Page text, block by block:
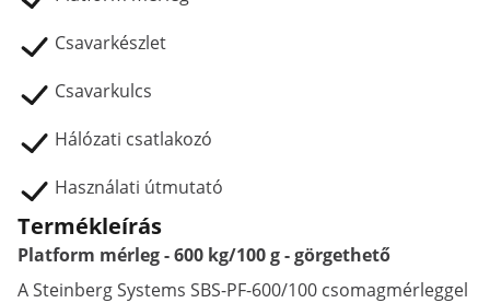
Csavarkészlet
Csavarkulcs
Hálózati csatlakozó
Használati útmutató
Termékleírás
Platform mérleg - 600 kg/100 g - görgethető
A Steinberg Systems SBS-PF-600/100 csomagmérleggel